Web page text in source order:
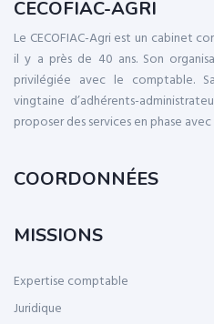
CECOFIAC-AGRI
Le CECOFIAC-Agri est un cabinet
il y a près de 40 ans. Son
privilégiée avec le comptable.
vingtaine d’adhérents-
proposer des services en phase
COORDONNÉES
MISSIONS
Expertise comptable
Juridique